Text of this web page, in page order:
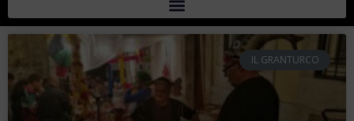
IL GRANTURCO